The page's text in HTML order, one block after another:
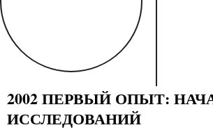
2002 ПЕРВЫЙ ОПЫТ:
ИССЛЕДОВАНИЙ